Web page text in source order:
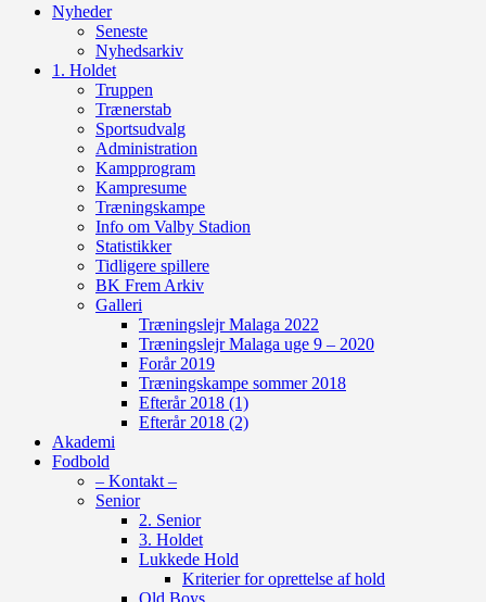
Nyheder
Seneste
Nyhedsarkiv
1. Holdet
Truppen
Trænerstab
Sportsudvalg
Administration
Kampprogram
Kampresume
Træningskampe
Info om Valby Stadion
Statistikker
Tidligere spillere
BK Frem Arkiv
Galleri
Træningslejr Malaga 2022
Træningslejr Malaga uge 9 – 2020
Forår 2019
Træningskampe sommer 2018
Efterår 2018 (1)
Efterår 2018 (2)
Akademi
Fodbold
– Kontakt –
Senior
2. Senior
3. Holdet
Lukkede Hold
Kriterier for oprettelse af hold
Old Boys